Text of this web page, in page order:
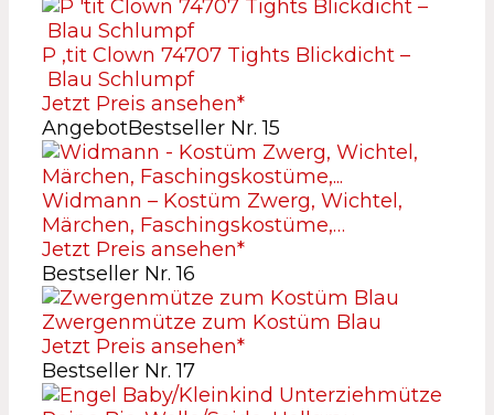
P ‚tit Clown 74707 Tights Blickdicht –
Blau Schlumpf
Jetzt Preis ansehen*
AngebotBestseller Nr. 15
Widmann – Kostüm Zwerg, Wichtel,
Märchen, Faschingskostüme,…
Jetzt Preis ansehen*
Bestseller Nr. 16
Zwergenmütze zum Kostüm Blau
Jetzt Preis ansehen*
Bestseller Nr. 17